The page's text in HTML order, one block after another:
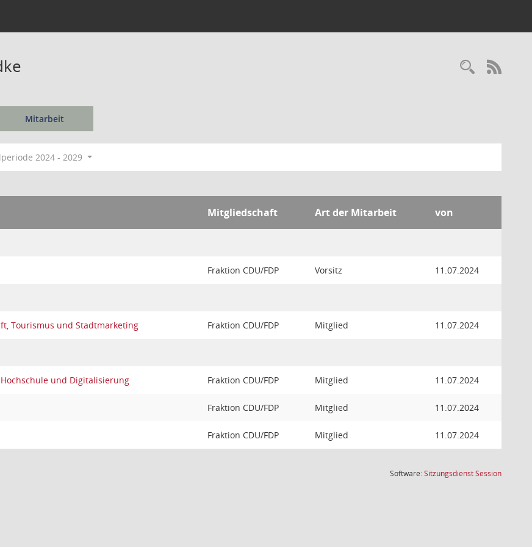
Mitarbeit
2024 - 2029
Mitgliedschaft Art der Mitarbeit von
Fraktion CDU/FDP Vorsitz 11.07.2024
Tourismus und Stadtmarketing Fraktion CDU/FDP Mitglied 11.07.2024
und Digitalisierung Fraktion CDU/FDP Mitglied 11.07.2024
Fraktion CDU/FDP Mitglied 11.07.2024
Fraktion CDU/FDP Mitglied 11.07.2024
Software:SitzungsdienstSession(Wird in